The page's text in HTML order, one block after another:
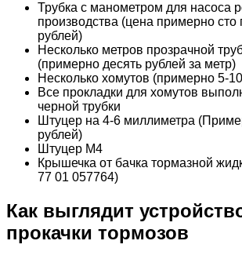
Трубка с манометром для насоса
производства (цена примерно сто
рублей)
Несколько метров прозрачной
(примерно десять рублей за метр)
Несколько хомутов (примерно 5-
Все прокладки для хомутов
черной трубки
Штуцер на 4-6 миллиметра
рублей)
Штуцер M4
Крышечка от бачка тормазной
77 01 057764)
Как выглядит
прокачки тормозов